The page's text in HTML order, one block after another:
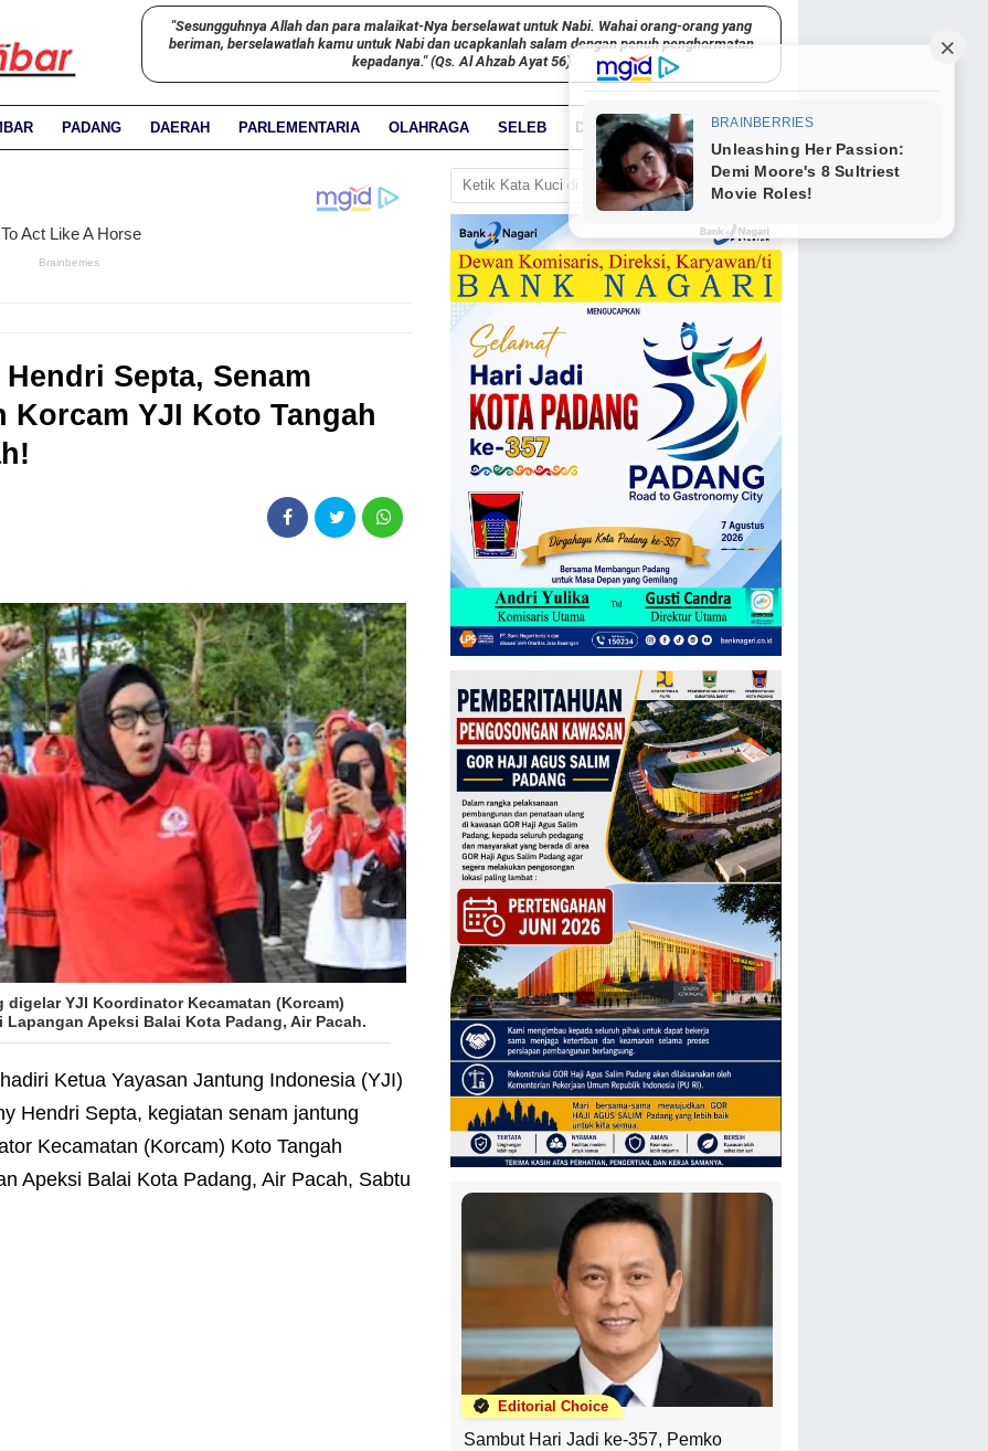
"Sesungguhnya Allah dan para malaikat-Nya berselawat untuk Nabi. Wahai orang-orang yang
beriman, berselawatlah kamu untuk Nabi dan ucapkanlah salam dengan penuh penghormatan
kepadanya." (Qs. Al Ahzab Ayat 56)
PADANG DAERAH PARLEMENTARIA OLAHRAGA SELEB DUNIA PARIWARA
Septa, Senam
Korcam YJI Koto Tangah
YJI Koordinator Kecamatan (Korcam)
Apeksi Balai Kota Padang, Air Pacah.
Ketua Yayasan Jantung Indonesia (YJI)
Hendri Septa, kegiatan senam jantung
Kecamatan (Korcam) Koto Tangah
Apeksi Balai Kota Padang, Air Pacah, Sabtu
GO
Editorial Choice
Sambut Hari Jadi ke-357, Pemko